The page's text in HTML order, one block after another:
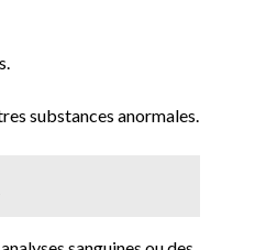
substances anormales.